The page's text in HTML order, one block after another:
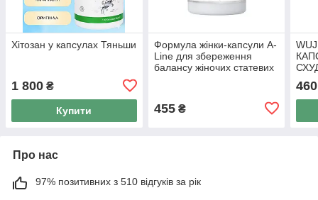
Хітозан у капсулах Тяньши
1 800 ₴
Купити
Формула жінки-капсули A-
Line для збереження
балансу жіночих статевих
455₴
капс
460
Про нас
97% позитивних з 510 відгуків за рік